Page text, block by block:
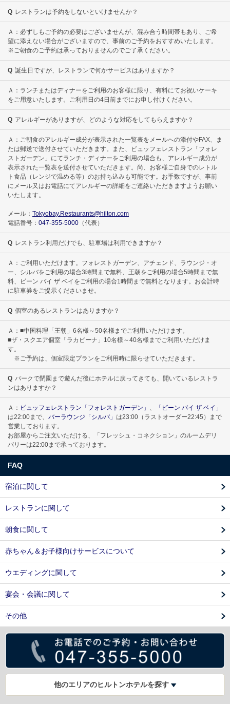
Q レストランは予約をしないといけませんか？
Ａ：必ずしもご予約の必要はございませんが、混み合う時間帯もあり、ご希
望に添えない場合がございますので、事前のご予約をおすすめいたします。
※ご朝食のご予約は承っておりませんのでご了承ください。
Q 誕生日ですが、レストランで何かサービスはありますか？
Ａ：ランチまたはディナーをご利用のお客様に限り、有料にてお祝いケーキ
をご用意いたします。ご利用日の4日前までにお申し付けください。
Q アレルギーがありますが、どのような対応をしてもらえますか？
Ａ：ご朝食のアレルギー成分が表示された一覧表をメールへの添付やFAX、ま
たは郵送で送付させていただきます。また、ビュッフェレストラン「フォレ
ストガーデン」にてランチ・ディナーをご利用の場合も、アレルギー成分が
表示された一覧表を送付させていただきます。尚、お客様ご自身でのレトル
ト食品（レンジで温める等）のお持ち込みも可能です。お手数ですが、事前
にメール又はお電話にてアレルギーの詳細をご連絡いただきますようお願い
いたします。
メール： Tokyobay.Restaurants@hilton.com
電話番号： 047-355-5000 （代表）
Q レストラン利用だけでも、駐車場は利用できますか？
Ａ：ご利用いただけます。フォレストガーデン、アチェンド、ラウンジ・オ
ー、シルバをご利用の場合3時間まで無料、王朝をご利用の場合5時間まで無
料、ビーン バイ ザ ベイをご利用の場合1時間まで無料となります。お会計時
に駐車券をご提示くださいませ。
Q 個室のあるレストランはありますか？
Ａ：■中国料理「王朝」6名様～50名様までご利用いただけます。
■ザ・スクエア個室「ラカビーナ」10名様～40名様までご利用いただけま
す。
※ご予約は、個室限定プランをご利用時に限らせていただきます。
Q パークで閉園まで遊んだ後にホテルに戻ってきても、開いているレストラ
ンはありますか？
Ａ： ビュッフェレストラン「フォレストガーデン」 、
「ビーン バイ ザ ベイ」
は22:00まで、 バーラウンジ「シルバ」 は23:00（ラストオーダー22:45）まで
営業しております。
お部屋からご注文いただける、「フレッシュ・コネクション」のルームデリ
バリーは22:00まで承っております。
FAQ
宿泊に関して
レストランに関して
朝食に関して
赤ちゃん＆お子様向けサービスについて
ウエディングに関して
宴会・会議に関して
その他
他のエリアのヒルトンホテルを探す